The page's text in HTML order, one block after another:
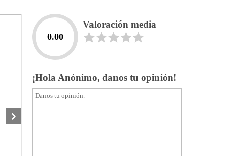
0.00
Valoración media
¡Hola Anónimo, danos tu opinión!